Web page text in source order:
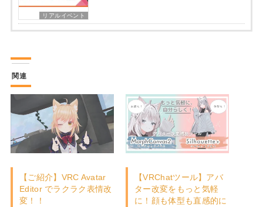
リアルイベント
関連
【ご紹介】VRC Avatar
Editor でラクラク表情改
変！！
【VRChatツール】アバ
ター改変をもっと気軽
に！顔も体型も直感的に